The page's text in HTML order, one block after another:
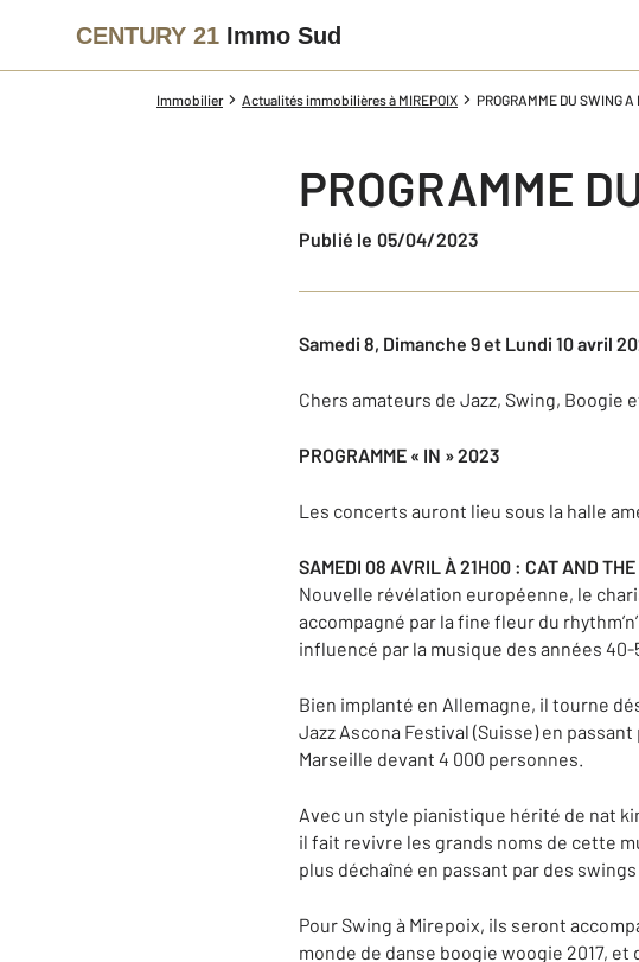
CENTURY 21 Immo Sud
Immobilier Actualités immobilières à MIREPOIX PROGRAMME DU SWING
PROGRAMME
Publié le 05/04/2023
Samedi 8, Dimanche 9 et Lundi 10 avril
Chers amateurs de Jazz, Swing, Boogie
PROGRAMME « IN » 2023
Les concerts auront lieu sous la halle
SAMEDI 08 AVRIL À 21H00 : CAT AND
Nouvelle révélation européenne, le
accompagné par la fine fleur du
influencé par la musique des années 40-
Bien implanté en Allemagne, il tourne
Jazz Ascona Festival (Suisse) en
Marseille devant 4 000 personnes.
Avec un style pianistique hérité de nat
il fait revivre les grands noms de cette
plus déchaîné en passant par des
Pour Swing à Mirepoix, ils seront
monde de danse boogie woogie 2017,